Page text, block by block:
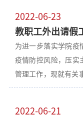
视院直各单位、部门
防控形势，牢固树立
责任，层层压实各级
放下责任、放假不放
保卫战。 二、持续强化学生管理工作 1.持续强化学生工作组织
2022-06-23
教职工外出请假
为进一步落实学院疫
疫情防控风险，压实
管理工作，现就有关事宜提示如下：
议教职工“非必要不
下请假审批备案手续。 二、各单位、部门按照教工管理
2022-06-21